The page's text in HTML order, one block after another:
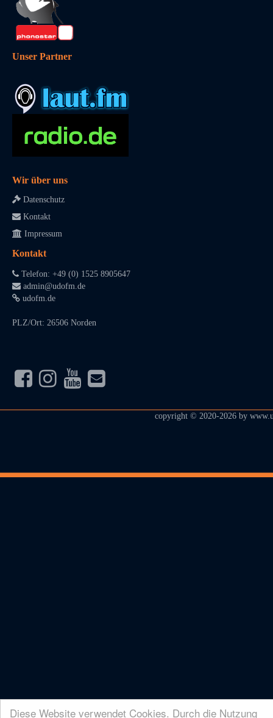
Diese Website verwendet Cookies. Durch die Nutzung
Unser Partner
Wir über uns
Datenschutz
Kontakt
Impressum
Kontakt
Telefon: +49 (0) 1525 8905647
admin@udofm.de
udofm.de
PLZ/Ort: 26506 Norden
copyright © 2020-2026 by